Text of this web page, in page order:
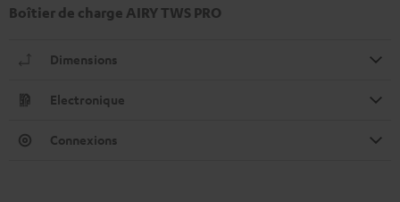
Boîtier de charge AIRY TWS PRO
Dimensions
Electronique
Connexions